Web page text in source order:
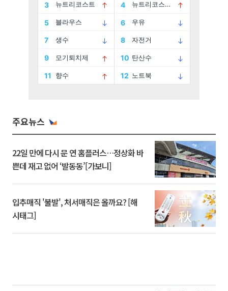
주요뉴스
22일 만에 다시 문 연 홈플러스…정상화 바
쁜데 재고 없어 ‘발동동’[가보니]
입추매직 '불발', 처서매직은 올까요? [해
시태그]